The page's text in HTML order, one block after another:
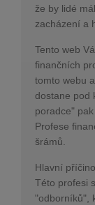
že by lidé
zacházení a
Tento web
finančních
tomto webu
dostane pod
poradce"
Profese
šrámů.
Hlavní
Této profesi
"odborníků",